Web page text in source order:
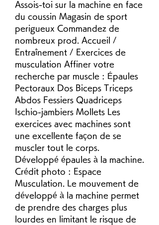
Assois-toi sur la machine en face
du coussin Magasin de sport
perigueux Commandez de
nombreux prod. Accueil /
Entraînement / Exercices de
musculation Affiner votre
recherche par muscle : Épaules
Pectoraux Dos Biceps Triceps
Abdos Fessiers Quadriceps
Ischio-jambiers Mollets Les
exercices avec machines sont
une excellente façon de se
muscler tout le corps.
Développé épaules à la machine.
Crédit photo : Espace
Musculation. Le mouvement de
développé à la machine permet
de prendre des charges plus
lourdes en limitant le risque de